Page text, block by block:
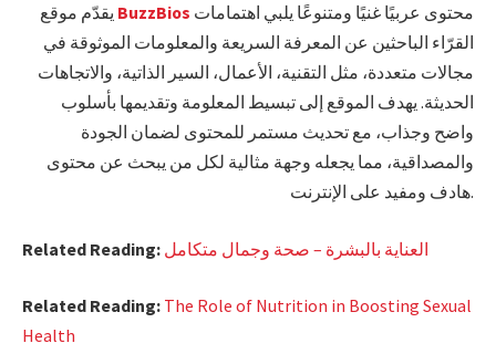
BuzzBios
القرّاء الباحثين عن المعرفة السريعة والمعلومات الموثوقة في
مجالات متعددة، مثل التقنية، الأعمال، السير الذاتية، والاتجاهات
الحديثة. يهدف الموقع إلى تبسيط المعلومة وتقديمها بأسلوب
واضح وجذاب، مع تحديث مستمر للمحتوى لضمان الجودة
والمصداقية، مما يجعله وجهة مثالية لكل من يبحث عن محتوى
هادف ومفيد على الإنترنت.
Related Reading: العناية بالبشرة – صحة وجمال متكامل
Related Reading: The Role of Nutrition in Boosting Sexual
Health